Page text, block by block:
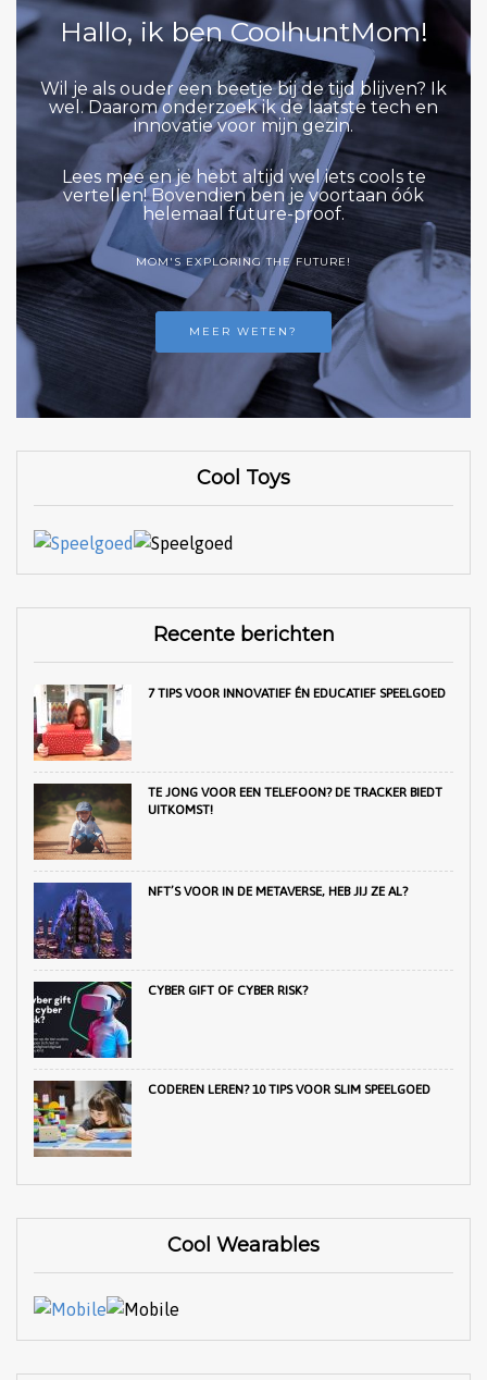
Hallo, ik ben CoolhuntMom!
Wil je als ouder een beetje bij de tijd blijven? Ik
wel. Daarom onderzoek ik de laatste tech en
innovatie voor mijn gezin.
Lees mee en je hebt altijd wel iets cools te
vertellen! Bovendien ben je voortaan óók
helemaal future-proof.
MOM'S EXPLORING THE FUTURE!
MEER WETEN?
Cool Toys
Recente berichten
7 TIPS VOOR INNOVATIEF ÉN EDUCATIEF SPEELGOED
TE JONG VOOR EEN TELEFOON? DE TRACKER BIEDT
UITKOMST!
NFT’S VOOR IN DE METAVERSE, HEB JIJ ZE AL?
CYBER GIFT OF CYBER RISK?
CODEREN LEREN? 10 TIPS VOOR SLIM SPEELGOED
Cool Wearables